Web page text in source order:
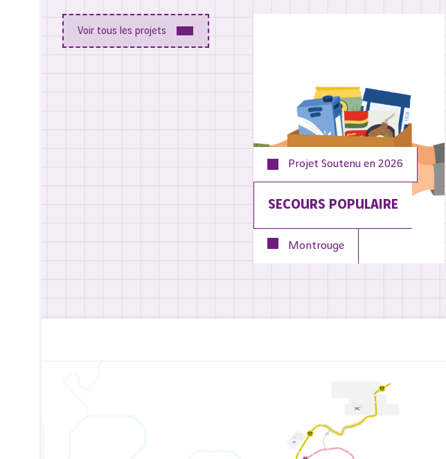
Voir tous les projets
Projet Soutenu en 2026
SECOURS POPULAIRE
Montrouge